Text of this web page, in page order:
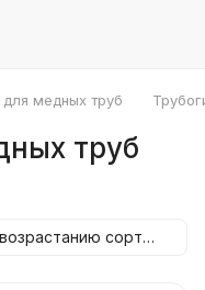
медных труб
труб
По возрастанию сортировки